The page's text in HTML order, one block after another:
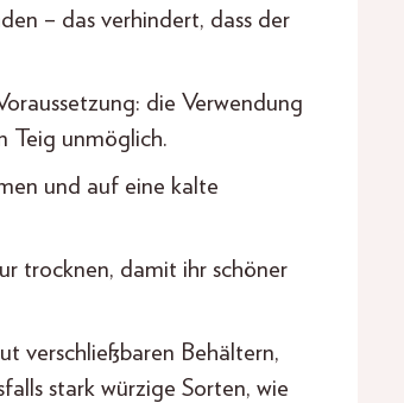
– das verhindert, dass der
die Verwendung
Teig unmöglich.
und auf eine kalte
trocknen, damit ihr schöner
verschließbaren Behältern,
stark würzige Sorten, wie